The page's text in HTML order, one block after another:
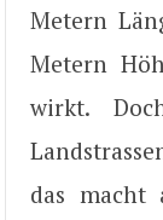
Metern
Metern
wirkt.
das macht